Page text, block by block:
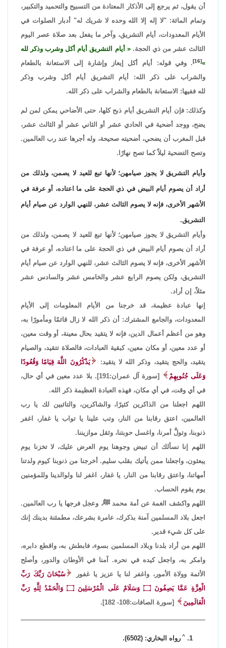
أن يقول، ثم يرجع إلى الأذكار المعتادة من التسبيح والتحميد والتكبير،
وتمام المائة: "لا إله إلا الله وحده لا شريك له" أدبار الصلوات في
الأيام المعدودات، أيام التشريق، وآخر ما يفعل بعد صلاة عصر اليوم
الثالث عشر من ذي الحجة.
أيام التشريق أيام أكل وشرب وذكر لله
[16]
. وفي قوله: أيام أكل إيعاز وإشارة إلى الاستعانة بالطعام
والشراب على ذكر الله: أيام التشريق أيام أكل وشرب وذكر
لله ففيها: الاستعانة بالطعام والشراب على ذكر الله.
وكذلك: فإن أيام التشريق أيام ذبح كلها، حتى الأضاحي يمكن لمن لم
يضح، ووجد أضحية في الحادي عشر أو الثاني عشر أو الثالث عشر،
قبل المغرب أن يضحي، أضحيته صحيحة، وله أجرها عند رب العالمين.
وتصح التضحية ليلاً كما تصح نهارًا.
وأيام التشريق لا يجوز صيامهن؛ لأنها تبع للعيد لا يصمن، ولذلك من
أراد أن يصوم أيام البيض في ذي الحجة على ما اعتاده، أو عرفة في
الأشهر الأخرى، فإنه لا يصوم الثالث عشر، للنهي الوارد عن صيام أيام
التشريق.
وأيام التشريق لا يجوز صيامهن؛ لأنها تبع للعيد لا يصمن، ولذلك من
أراد أن يصوم أيام البيض في ذي الحجة على ما اعتاده، أو عرفة في
الأشهر الأخرى، فإنه لا يصوم الثالث عشر، للنهي الوارد عن صيام أيام
التشريق، ولكن يصوم الرابع عشر والخامس عشر والسادس عشر
مثلاً، إن أراد.
إنها عبادة عظيمة، قد خرجنا من الأيام المعلومات إلى الأيام
المعدودات، والجامع المشترك: أن ذكر الله لا زال قائمًا ومأمورًا به،
وهو من أعظم أعمال الدين، فإنه لا يتقيد بحال معينة، أو وقت معين،
أو عدد معين، أو مكان معين، كبقية العبادات، فالصلاة تتقيد، والصيام
يتقيد، والحج يتقيد، وذكر الله لا يتقيد:
يَذْكُرُونَ اللَّهَ قِيَامًا وَقُعُودًا
وَعَلَى جُنُوبِهِمْ
[سورة آل عمران:191]. بلا عدد معين في أي حال،
في أي وقت، في أي مكان، فهذه العبادة العظيمة ذكر الله.
اللهم اجعلنا من الذاكرين كثيرًا، والشاكرين، والتائبين لك يا رب
العالمين، اعتق رقابنا من النار، وتب علينا يا تواب يا غفار، اغفر
ذنوبنا، وتولَّ أمرنا، واغسل حوبتنا، وثقل موازيننا.
اللهم إنا نسألك أن تبيض وجوهنا يوم العرض عليك، لا تخزنا يوم
يبعثون، واجعلنا ممن يأتيك بقلب سليم. أخرجنا من ذنوبنا كيوم ولدتنا
أمهاتنا، واعتق رقابنا من النار، يا غفار، اغفر لنا ولوالدينا وللمؤمنين
يوم يقوم الحساب.
اللهم واكشف الغمة عن أمة محمد ﷺ، وعجل فرجها يا رب العالمين.
اجعل بلاد المسلمين آمنة بذكرك، عامرة بشرعك، مطمئنة بدينك إنك
على كل شيء قدير.
اللهم من أراد بلدنا وبلاد المسلمين بسوء، فابطش به، واقطع دابره،
وامكر به، واجعل كيده في نحره. آمنا في الأوطان والدور، وأصلح
الأئمة وولاة الأمور، واغفر لنا يا عزيز يا غفور
سُبْحَانَ رَبِّكَ رَبِّ
الْعِزَّةِ عَمَّا يَصِفُونَ ۝ وَسَلَامٌ عَلَى الْمُرْسَلِينَ ۝
وَالْحَمْدُ لِلَّهِ رَبِّ
الْعَالَمِينَ
[سورة الصافات:108- 182].
^ رواه البخاري: (6502).